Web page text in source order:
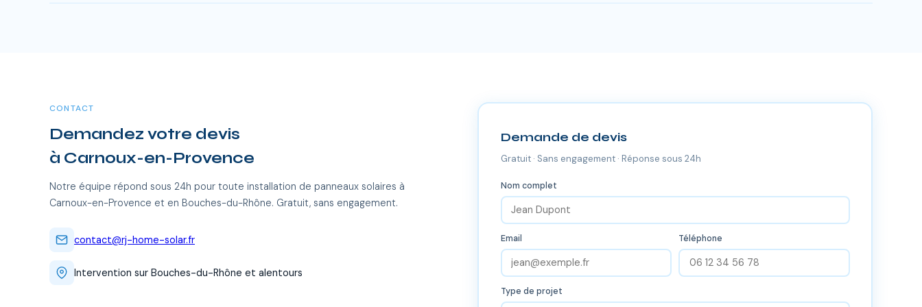
CONTACT
Demandez votre devis
à Carnoux-en-Provence
Notre équipe répond sous 24h pour toute installation de panneaux solaires à
Carnoux-en-Provence et en Bouches-du-Rhône. Gratuit, sans engagement.
contact@rj-home-solar.fr
Intervention sur Bouches-du-Rhône et alentours
Demande de devis
Gratuit · Sans engagement · Réponse sous 24h
Nom complet
Email Téléphone
Type de projet